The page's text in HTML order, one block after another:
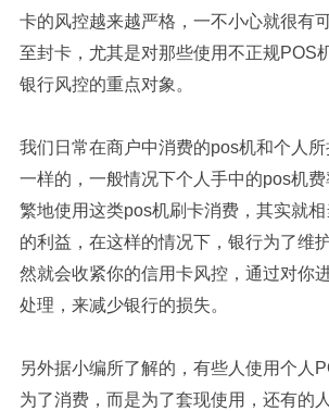
卡的风控越来越严格，一不小心就很有
至封卡，尤其是对那些使用不正规POS
银行风控的重点对象。
我们日常在商户中消费的pos机和个人
一样的，一般情况下个人手中的pos机
繁地使用这类pos机刷卡消费，其实就
的利益，在这样的情况下，银行为了维
然就会收紧你的信用卡风控，通过对你
处理，来减少银行的损失。
另外据小编所了解的，有些人使用个人
为了消费，而是为了套现使用，还有的